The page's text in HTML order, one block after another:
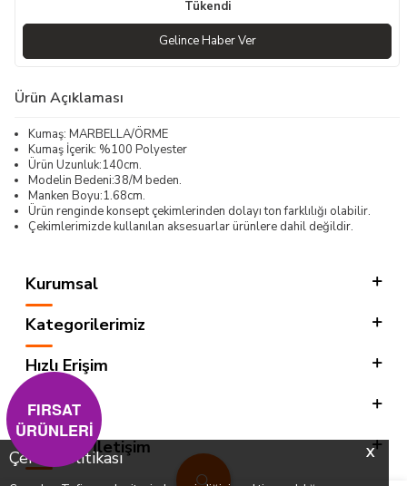
X
Çerez Politikası
Tükendi
Gelince Haber Ver
Ürün Açıklaması
Kumaş: MARBELLA/ÖRME
Kumaş İçerik: %100 Polyester
Ürün Uzunluk:140cm.
Modelin Bedeni:38/M beden.
Manken Boyu:1.68cm.
Ürün renginde konsept çekimlerinden dolayı ton farklılığı olabilir.
Çekimlerimizde kullanılan aksesuarlar ürünlere dahil değildir.
Kurumsal
Kategorilerimiz
Hızlı Erişim
Sosyal
Adres & İletişim
FIRSAT
ÜRÜNLERİ